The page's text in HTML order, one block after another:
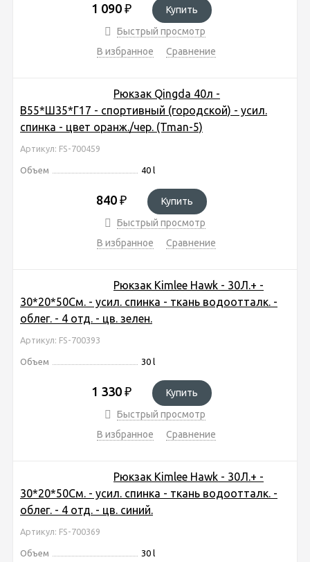
1 090 ₽
Купить
Быстрый просмотр
В избранное
Сравнение
Рюкзак Qingda 40л -
В55*Ш35*Г17 - спортивный (городской) - усил.
спинка - цвет оранж./чер. (Tman-5)
Артикул: FS-700459
Объем 40 l
840 ₽
Купить
Быстрый просмотр
В избранное
Сравнение
Рюкзак Kimlee Hawk - 30Л.+ -
30*20*50См. - усил. спинка - ткань водоотталк. -
облег. - 4 отд. - цв. зелен.
Артикул: FS-700393
Объем 30 l
1 330 ₽
Купить
Быстрый просмотр
В избранное
Сравнение
Рюкзак Kimlee Hawk - 30Л.+ -
30*20*50См. - усил. спинка - ткань водоотталк. -
облег. - 4 отд. - цв. синий.
Артикул: FS-700369
Объем 30 l